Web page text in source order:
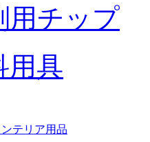
用チップ
用具
テリア用品